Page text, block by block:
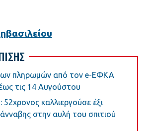
πληρωμών από τον e-ΕΦΚΑ
τις 14 Αυγούστου
52χρονος καλλιεργούσε έξι
στην αυλή του σπιτιού